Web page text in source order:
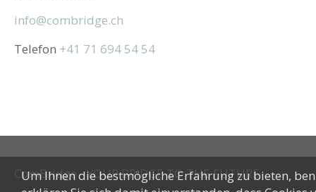
info@combridge.ch
Telefon +41 71 694 54 54
ComBridge - YOUR BRIDGE TO THE FUTURE
Um Ihnen die bestmögliche Erfahrung zu bieten,